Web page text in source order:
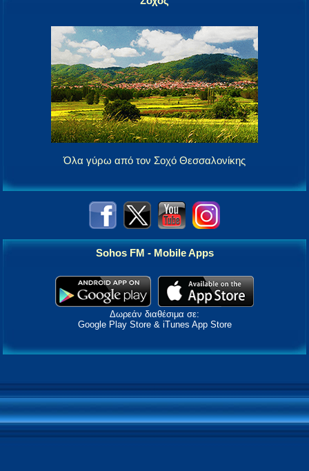
Όλα γύρω από τον Σοχό Θεσσαλονίκης
Sohos FM - Mobile Apps
Δωρεάν διαθέσιμα σε:
Google Play Store & iTunes App Store